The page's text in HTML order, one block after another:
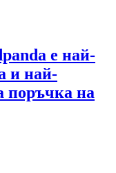
е най-
и най-
поръчка на